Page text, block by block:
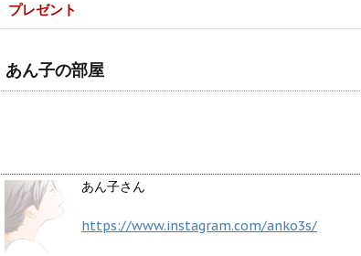
プレゼント
あん子の部屋
あん子さん
https://www.instagram.com/anko3s/